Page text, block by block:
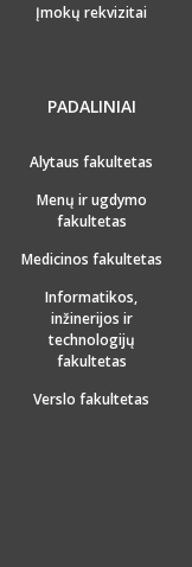
Įmokų rekvizitai
PADALINIAI
Alytaus fakultetas
Menų ir ugdymo
fakultetas
Medicinos fakultetas
Informatikos,
inžinerijos ir
technologijų
fakultetas
Verslo fakultetas